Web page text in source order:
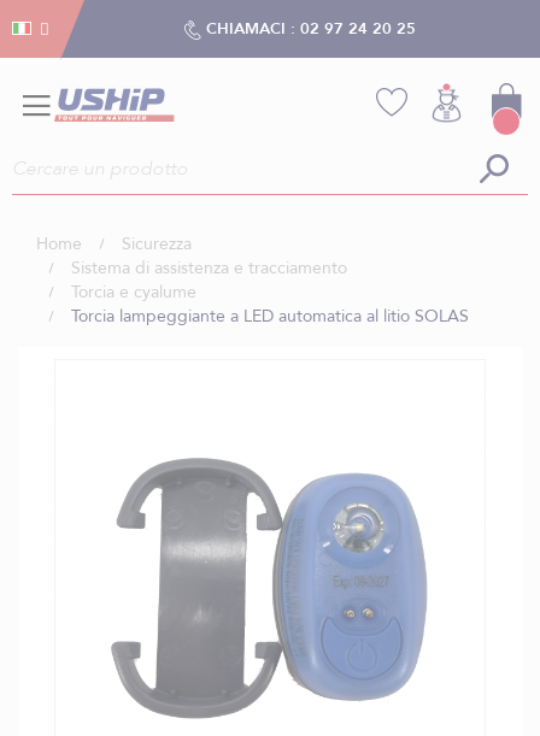
CHIAMACI : 02 97 24 20 25
Home
Sicurezza
Sistema di assistenza e tracciamento
Torcia e cyalume
Torcia lampeggiante a LED automatica al litio SOLAS
immagini
Gestion dei cookies
Gestion dei cookies